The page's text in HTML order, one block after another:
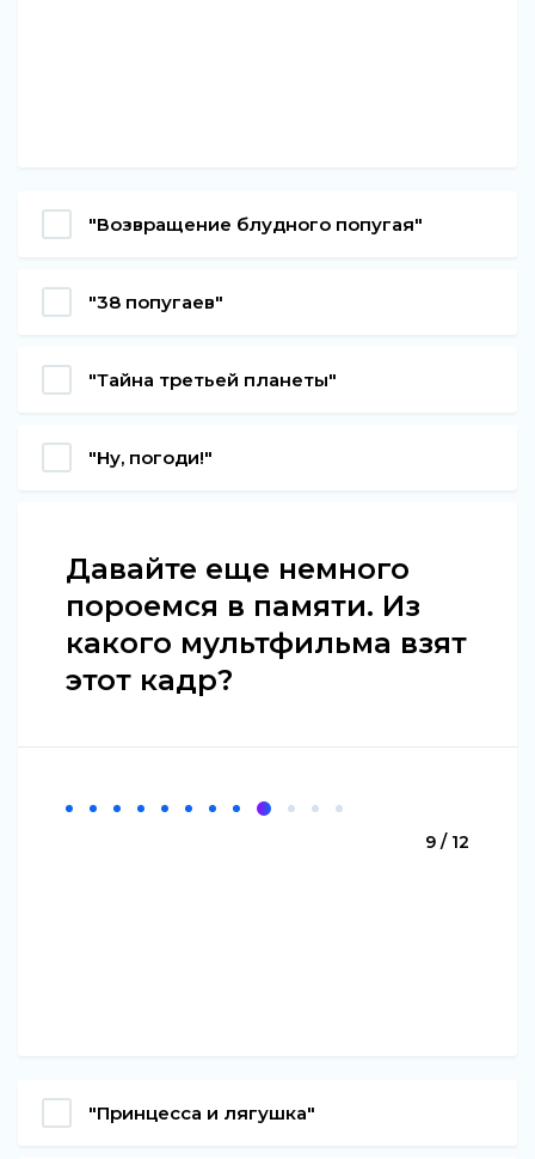
"Возвращение блудного попугая"
"38 попугаев"
"Тайна третьей планеты"
"Ну, погоди!"
Давайте еще немного
пороемся в памяти. Из
какого мультфильма взят
этот кадр?
9 / 12
"Принцесса и лягушка"